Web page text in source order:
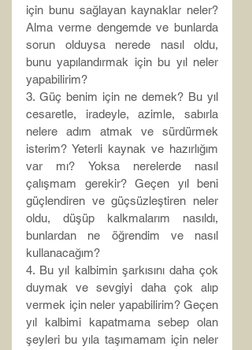
için bunu sağlayan kaynaklar neler?
Alma verme dengemde ve bunlarda
sorun olduysa nerede nasıl oldu,
bunu yapılandırmak için bu yıl neler
yapabilirim?
3. Güç benim için ne demek? Bu yıl
cesaretle, iradeyle, azimle, sabırla
nelere adım atmak ve sürdürmek
isterim? Yeterli kaynak ve hazırlığım
var mı? Yoksa nerelerde nasıl
çalışmam gerekir? Geçen yıl beni
güçlendiren ve güçsüzleştiren neler
oldu, düşüp kalkmalarım nasıldı,
bunlardan ne öğrendim ve nasıl
kullanacağım?
4. Bu yıl kalbimin şarkısını daha çok
duymak ve sevgiyi daha çok alıp
vermek için neler yapabilirim? Geçen
yıl kalbimi kapatmama sebep olan
şeyleri bu yıla taşımamam için neler